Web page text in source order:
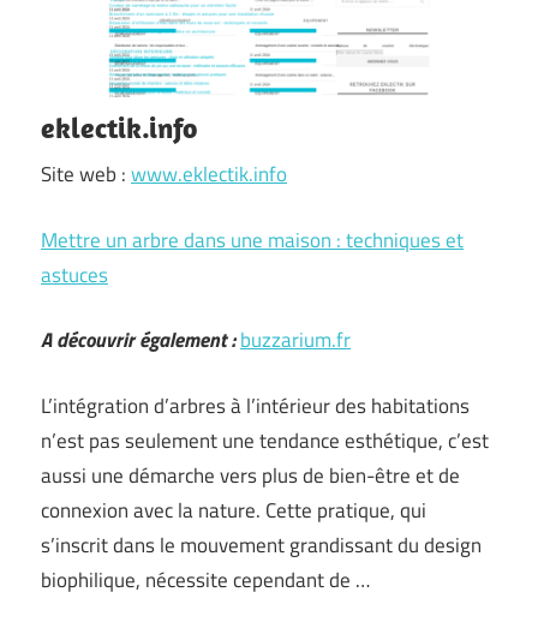
eklectik.info
Site web :www.eklectik.info
Mettre un arbre dans une maison : techniques et
astuces
A découvrir également :buzzarium.fr
L’intégration d’arbres à l’intérieur des habitations
n’est pas seulement une tendance esthétique, c’est
aussi une démarche vers plus de bien-être et de
connexion avec la nature. Cette pratique, qui
s’inscrit dans le mouvement grandissant du design
biophilique, nécessite cependant de …